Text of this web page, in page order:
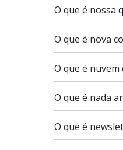
O que é nossa
O que é nova
O que é nuvem
O que é nada
O que é